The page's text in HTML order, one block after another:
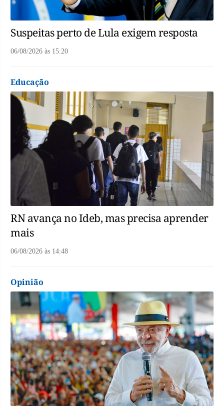
Suspeitas perto de Lula exigem resposta
06/08/2026 às 15:20
Educação
RN avança no Ideb, mas precisa aprender
mais
06/08/2026 às 14:48
Opinião